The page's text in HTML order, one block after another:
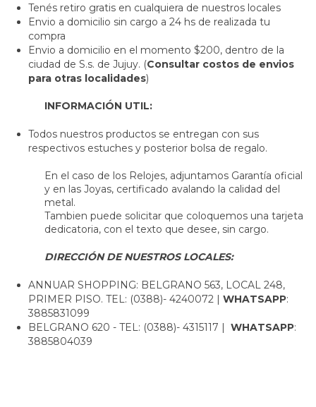
Tenés retiro gratis en cualquiera de nuestros locales
Envio a domicilio sin cargo a 24 hs de realizada tu
compra
Envio a domicilio en el momento $200, dentro de la
ciudad de S.s. de Jujuy. (Consultar costos de envios
para otras localidades)
INFORMACIÓN UTIL:
Todos nuestros productos se entregan con sus
respectivos estuches y posterior bolsa de regalo.
En el caso de los Relojes, adjuntamos Garantía oficial
y en las Joyas, certificado avalando la calidad del
metal.
Tambien puede solicitar que coloquemos una tarjeta
dedicatoria, con el texto que desee, sin cargo.
DIRECCIÓN DE NUESTROS LOCALES:
ANNUAR SHOPPING: BELGRANO 563, LOCAL 248,
PRIMER PISO. TEL: (0388)- 4240072 | WHATSAPP:
3885831099
BELGRANO 620 - TEL: (0388)- 4315117 | WHATSAPP:
3885804039